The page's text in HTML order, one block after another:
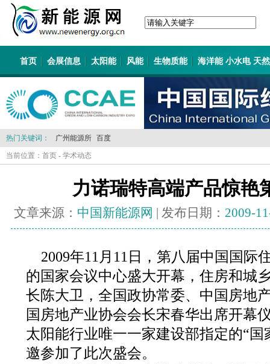
首页 会展信息 太阳能 风能 生物质能 海洋能 小水电 天
热门关键词： 广州能源所 百度
当前位置： 首页 - 学术动态
力诺瑞特高端产品惊艳
文章来源： 中国新能源网 | 发布日期： 2009-
2009年11月11日，第八届中国国际
的国家会议中心盛大开幕，住房和城
长陈大卫，全国政协常委、中国房地
国房地产业协会会长宋春华出席开幕
太阳能行业唯一一家建设部指定的“
邀参加了此次盛会。